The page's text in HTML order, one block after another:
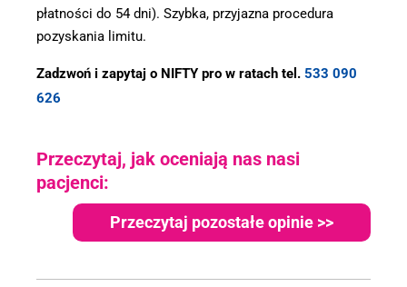
płatności do 54 dni). Szybka, przyjazna procedura
pozyskania limitu.
Zadzwoń i zapytaj o NIFTY pro w ratach tel. 533 090
626
Przeczytaj, jak oceniają nas nasi
pacjenci:
Przeczytaj pozostałe opinie >>